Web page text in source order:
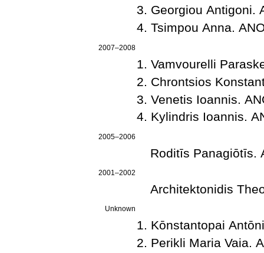
Georgiou
Tsimpou Anna.
2007–2008
Vamvourelli
Chrontsios
Venetis Ioannis.
Kylindris Ioannis.
2005–2006
Roditīs
2001–2002
Architektonidis
Unknown
Kōnstantopai
Perikli Maria